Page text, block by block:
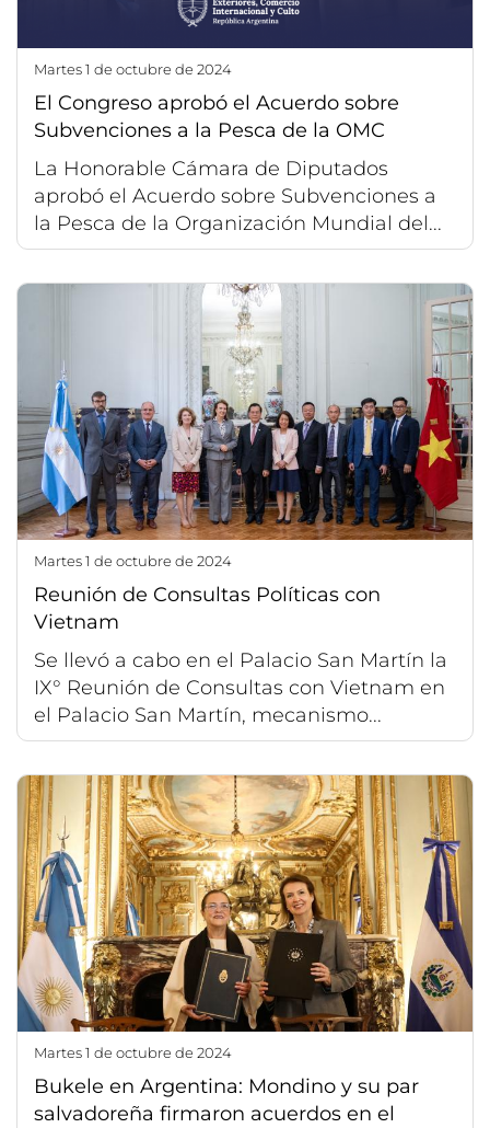
martes 1 de octubre de 2024
El Congreso aprobó el Acuerdo sobre
Subvenciones a la Pesca de la OMC
La Honorable Cámara de Diputados
aprobó el Acuerdo sobre Subvenciones a
la Pesca de la Organización Mundial del...
martes 1 de octubre de 2024
Reunión de Consultas Políticas con
Vietnam
Se llevó a cabo en el Palacio San Martín la
IX° Reunión de Consultas con Vietnam en
el Palacio San Martín, mecanismo...
martes 1 de octubre de 2024
Bukele en Argentina: Mondino y su par
salvadoreña firmaron acuerdos en el